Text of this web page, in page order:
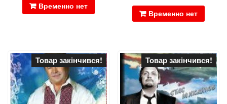
Временно нет
Временно нет
Товар закінчився! Товар закінчився!